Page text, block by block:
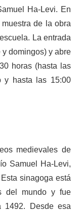
Ha-Levi. En
de la obra
La entrada
domingos) y abre
horas (hasta las
y hasta las 15:00
medievales de
Samuel Ha-Levi,
sinagoga está
del mundo y fue
1492. Desde esa